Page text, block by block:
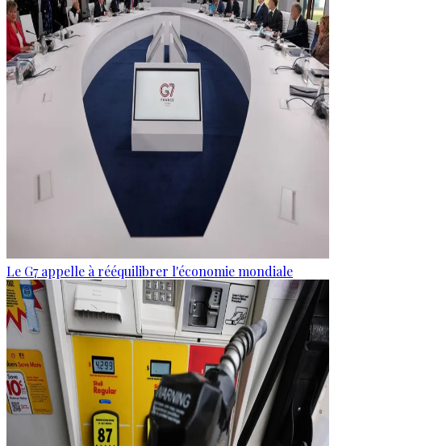
Le G7 appelle à rééquilibrer l'économie mondiale